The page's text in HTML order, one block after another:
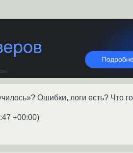
Ошибки, логи есть? Что
+00:00)